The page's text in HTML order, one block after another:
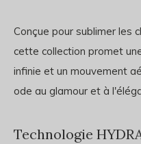
Conçue pour sublimer les
cette collection promet
infinie et un mouvement
ode au glamour et à
Technologie